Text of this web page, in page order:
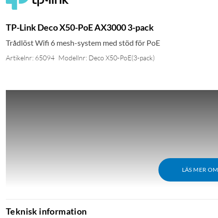
TP-Link Deco X50-PoE AX3000 3-pack
Trådlöst Wifi 6 mesh-system med stöd för PoE
Artikelnr: 65094 Modellnr: Deco X50-PoE(3-pack)
LÄS MER
Teknisk information